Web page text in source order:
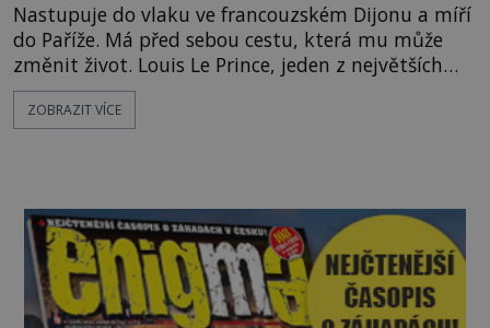
Nastupuje do vlaku ve francouzském Dijonu a míří
do Paříže. Má před sebou cestu, která mu může
změnit život. Louis Le Prince, jeden z největších
průkopníků filmu, se chystá představit světu svůj
revoluční vynález, pohyblivé obrázky. Jenže do
Patří mezi největší
ZOBRAZIT VÍCE